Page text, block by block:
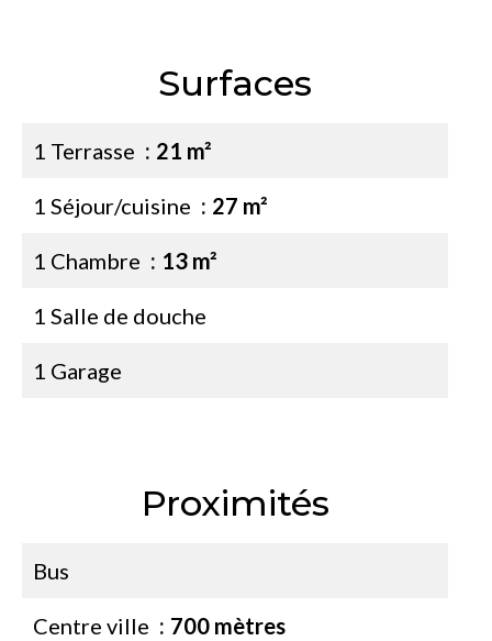
Surfaces
1 Terrasse 21 m²
1 Séjour/cuisine 27 m²
1 Chambre 13 m²
1 Salle de douche
1 Garage
Proximités
Bus
Centre ville 700 mètres